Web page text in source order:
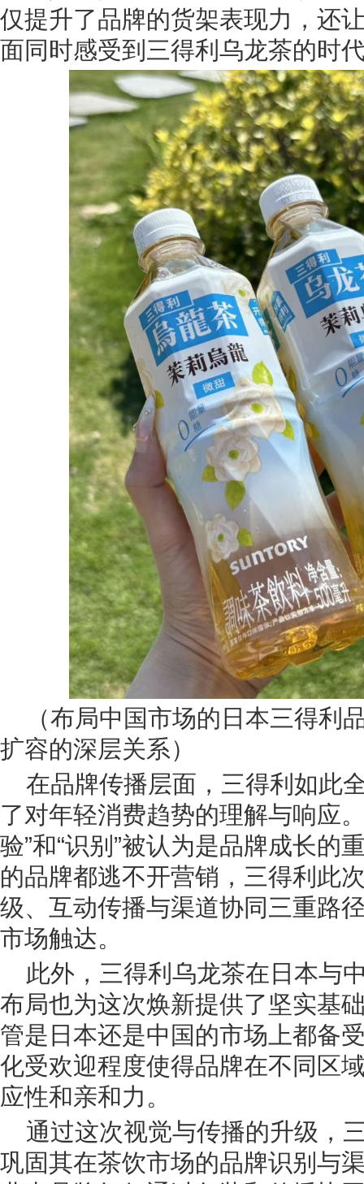
仅提升了品牌的货架表现力，还
面同时感受到三得利乌龙茶的时
（布局中国市场的日本三得利
扩容的深层关系）
在品牌传播层面，三得利如此
了对年轻消费趋势的理解与响应
验”和“识别”被认为是品牌成长的
的品牌都逃不开营销，三得利此
级、互动传播与渠道协同三重路
市场触达。
此外，三得利乌龙茶在日本与
布局也为这次焕新提供了坚实基
管是日本还是中国的市场上都备
化受欢迎程度使得品牌在不同区
应性和亲和力。
通过这次视觉与传播的升级，
巩固其在茶饮市场的品牌识别与